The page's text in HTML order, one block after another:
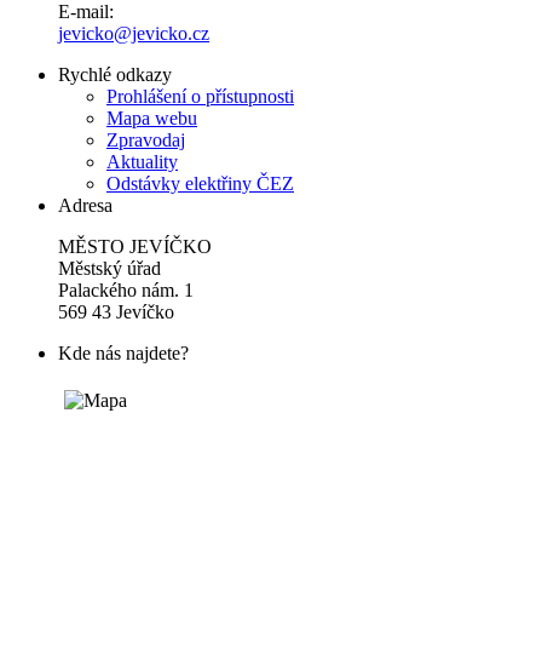
E-mail:
jevicko@jevicko.cz
Rychlé odkazy
Prohlášení o přístupnosti
Mapa webu
Zpravodaj
Aktuality
Odstávky elektřiny ČEZ
Adresa
MĚSTO JEVÍČKO
Městský úřad
Palackého nám. 1
569 43 Jevíčko
Kde nás najdete?